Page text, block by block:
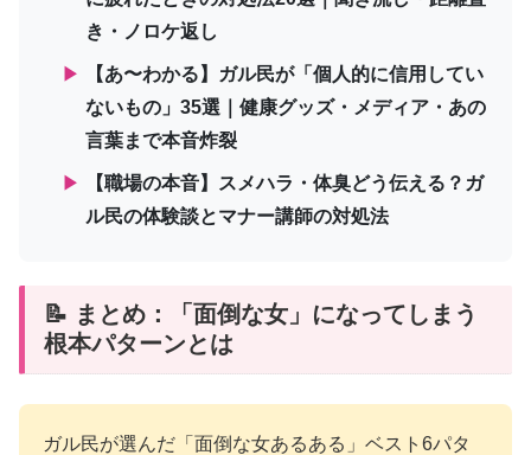
き・ノロケ返し
▶
【あ〜わかる】ガル民が「個人的に信用してい
ないもの」35選｜健康グッズ・メディア・あの
言葉まで本音炸裂
▶
【職場の本音】スメハラ・体臭どう伝える？ガ
ル民の体験談とマナー講師の対処法
📝 まとめ：「面倒な女」になってしまう
根本パターンとは
ガル民が選んだ「面倒な女あるある」ベスト6パタ